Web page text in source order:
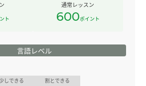
ト
通常レッスン
600ポイント
言語レベル
しできる
割とできる